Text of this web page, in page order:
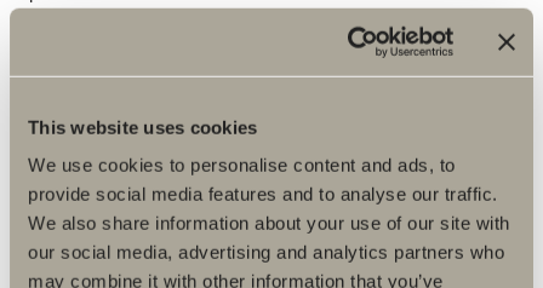
This website uses cookies
We use cookies to personalise content and ads, to
provide social media features and to analyse our traffic.
We also share information about your use of our site with
our social media, advertising and analytics partners who
may combine it with other information that you’ve